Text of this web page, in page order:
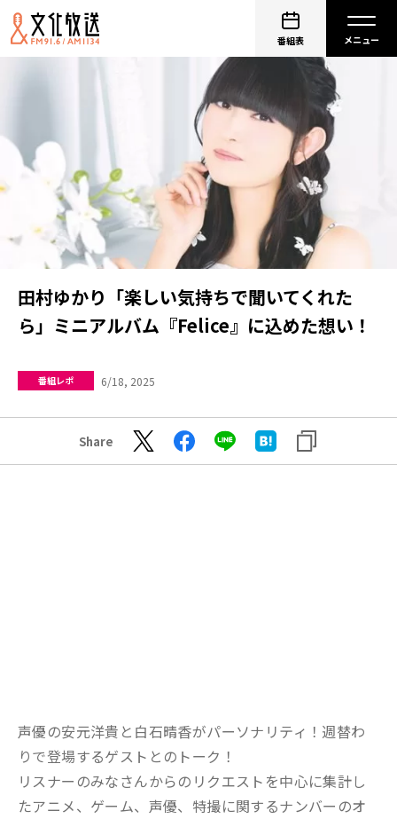
番組表
田村ゆかり「楽しい気持ちで聞いてくれた
ら」ミニアルバム『Felice』に込めた想い！
番組レポ 6/18, 2025
Share
声優の安元洋貴と白石晴香がパーソナリティ！週替わ
りで登場するゲストとのトーク！
リスナーのみなさんからのリクエストを中心に集計し
たアニメ、ゲーム、声優、特撮に関するナンバーのオ